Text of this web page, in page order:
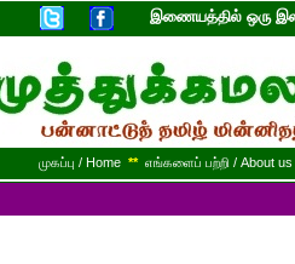
இணையத்தில் ஒரு
முகப்பு / Home ** எங்களைப் பற்றி / About us